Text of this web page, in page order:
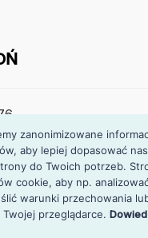
– piątek
zanonimizowane
aby lepiej dopasować
do Twoich potrzeb.
cookie, aby np.
warunki przechowania
przeglądarce.